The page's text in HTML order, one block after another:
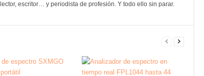
lector, escritor… y periodista de profesión. Y todo ello sin parar.